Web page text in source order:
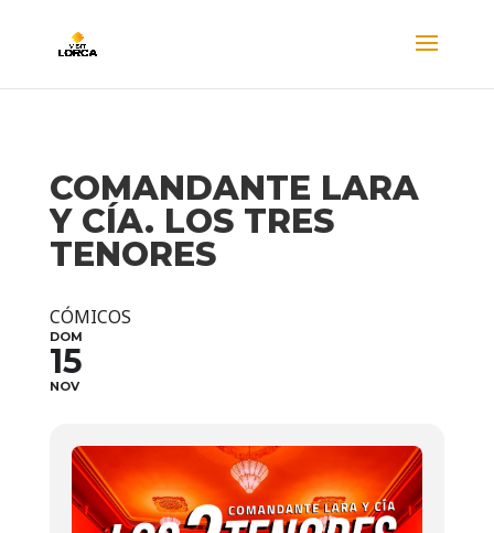
COMANDANTE LARA
Y CÍA. LOS TRES
TENORES
CÓMICOS
DOM
15
NOV